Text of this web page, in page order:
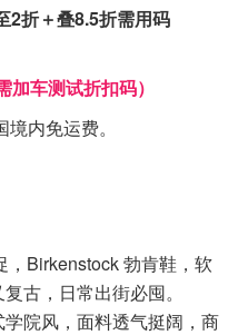
2折＋叠8.5折需用码
加车测试折扣码）
内免运费。
，Birkenstock 勃肯鞋，软
古，日常出街必囤。
院风，面料透气挺阔，商